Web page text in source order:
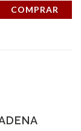
COMPRAR